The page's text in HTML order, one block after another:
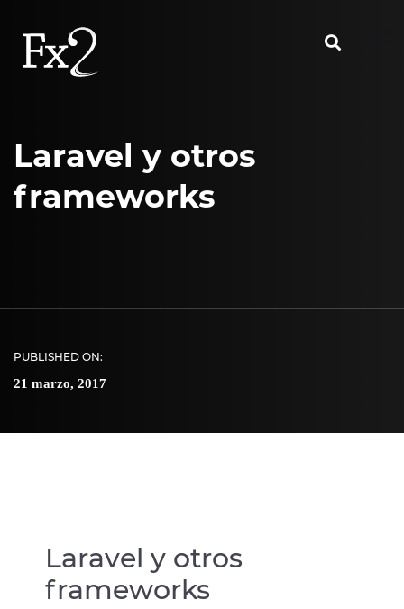
Laravel y otros
frameworks
PUBLISHED ON:
21 marzo, 2017
Laravel y otros
frameworks